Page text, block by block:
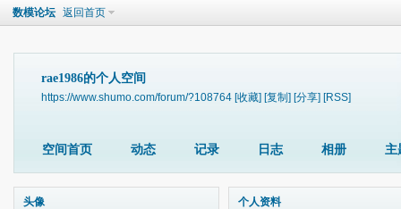
数模论坛 返回首页
rae1986的个人空间
https://www.shumo.com/forum/?108764 [收藏] [复制] [分享] [RSS]
空间首页 动态 记录 日志 相册 主
头像 个人资料